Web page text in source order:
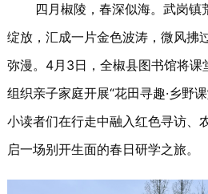
四月椒陵，春深似海。武岗镇
绽放，汇成一片金色波涛，微风拂
弥漫。4月3日，全椒县图书馆将课
组织亲子家庭开展“花田寻趣·乡野
小读者们在行走中融入红色寻访、
启一场别开生面的春日研学之旅。